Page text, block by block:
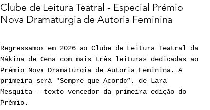
Clube de Leitura Teatral - Especial Prémio
Nova Dramaturgia de Autoria Feminina
Regressamos em 2026 ao Clube de Leitura Teatral da
Mákina de Cena com mais três leituras dedicadas ao
Prémio Nova Dramaturgia de Autoria Feminina. A
primeira será "Sempre que Acordo”, de Lara
Mesquita — texto vencedor da primeira edição do
Prémio.